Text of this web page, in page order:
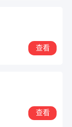
查看
查看